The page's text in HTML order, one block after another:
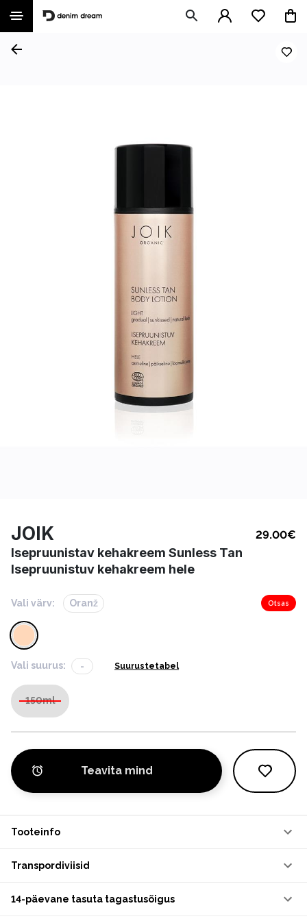
JOIK 29.00€
Isepruunistav kehakreem Sunless Tan
Isepruunistuv kehakreem hele
Vali värv: Oranž Otsas
Vali suurus: - Suurustetabel
150ml
Teavita mind
Tooteinfo
Transpordiviisid
14-päevane tasuta tagastusõigus